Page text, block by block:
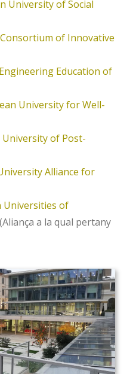
University of Social
of Innovative
Education of
University for Well-
University of Post-
Alliance for
Universities of
(Aliança a la qual pertany